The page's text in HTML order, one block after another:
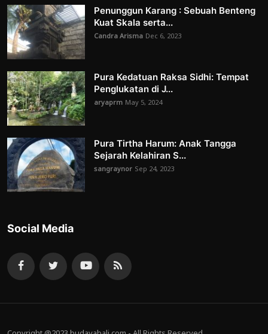
Penunggun Karang : Sebuah Benteng
Kuat Skala serta...
Candra Arisma Dec 6, 2023
Pura Kedatuan Raksa Sidhi: Tempat
Penglukatan di J...
aryaprm May 5, 2024
Pura Tirtha Harum: Anak Tangga
Sejarah Kelahiran S...
sangraynor Sep 24, 2023
Social Media